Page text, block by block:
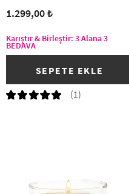
1.299,00 ₺
Karıştır & Birleştir: 3 Alana 3
BEDAVA
(1)
SEPETE EKLE